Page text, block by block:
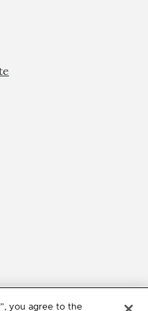
you agree to the